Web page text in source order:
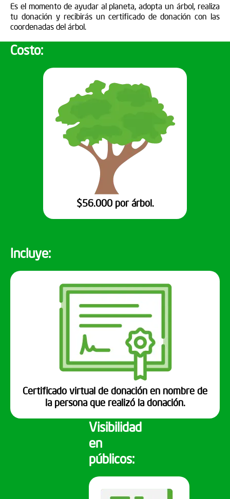
Es el momento de ayudar al planeta, adopta un árbol, realiza
tu donación y recibirás un certificado de donación con las
coordenadas del árbol.
Costo:
$56.000 por árbol.
Incluye:
Certificado virtual de donación en nombre de
la persona que realizó la donación.
Visibilidad
en
públicos: